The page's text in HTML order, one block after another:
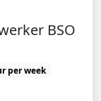
BSO
per week